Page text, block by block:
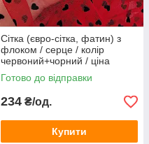
Сітка (євро-сітка, фатин) з
флоком / серце / колір
червоний+чорний / ціна
вказана за 0,5 метра сітки
Готово до відправки
234 ₴/од.
Купити